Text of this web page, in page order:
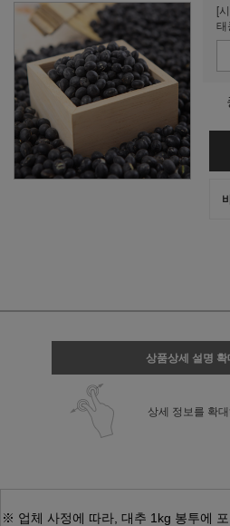
[
태
상품상세 설명 확
상세 정보를 확
※ 업체 사정에 따라, 대추 1kg 봉투에